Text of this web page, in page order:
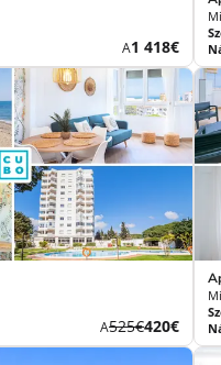
AÚj
ár
1 418€
AKorábbi
díj
525€Új
ár
420€